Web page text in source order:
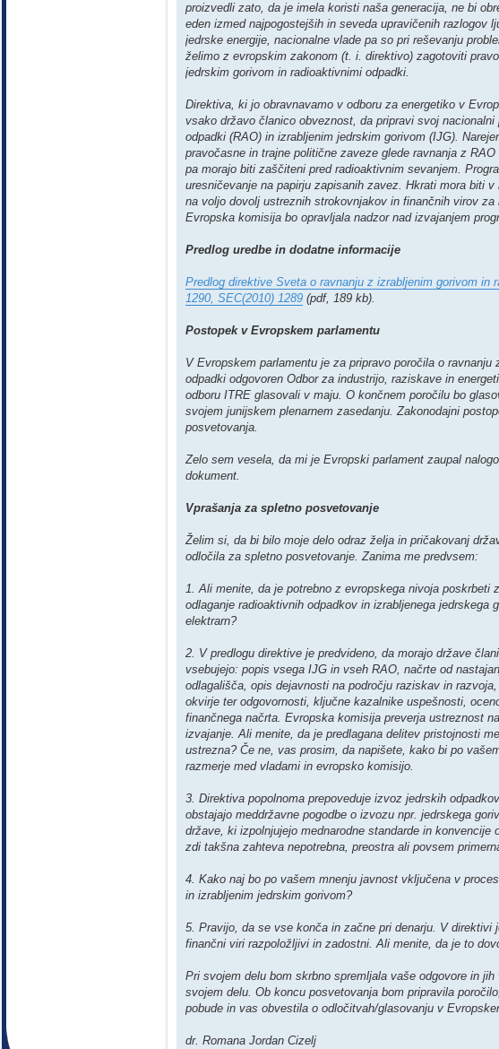
proizvedli zato, da je imela koristi naša generacija, ne bi
eden izmed najpogostejših in seveda upravičenih razlogov
jedrske energije, nacionalne vlade pa so pri reševanju
želimo z evropskim zakonom (t. i. direktivo) zagotoviti
jedrskim gorivom in radioaktivnimi odpadki.
Direktiva, ki jo obravnavamo v odboru za energetiko v
vsako državo članico obveznost, da pripravi svoj
odpadki (RAO) in izrabljenim jedrskim gorivom (IJG).
pravočasne in trajne politične zaveze glede ravnanja z
pa morajo biti zaščiteni pred radioaktivnim sevanjem.
uresničevanje na papirju zapisanih zavez. Hkrati mora biti
na voljo dovolj ustreznih strokovnjakov in finančnih virov za
Evropska komisija bo opravljala nadzor nad izvajanjem
Predlog uredbe in dodatne informacije
Predlog direktive Sveta o ravnanju z izrabljenim gorivom in
1290, SEC(2010) 1289 (pdf, 189 kb).
Postopek v Evropskem parlamentu
V Evropskem parlamentu je za pripravo poročila o
odpadki odgovoren Odbor za industrijo, raziskave in
odboru ITRE glasovali v maju. O končnem poročilu bo
svojem junijskem plenarnem zasedanju. Zakonodajni
posvetovanja.
Zelo sem vesela, da mi je Evropski parlament zaupal
dokument.
Vprašanja za spletno posvetovanje
Želim si, da bi bilo moje delo odraz želja in pričakovanj
odločila za spletno posvetovanje. Zanima me predvsem:
1. Ali menite, da je potrebno z evropskega nivoja poskrbeti
odlaganje radioaktivnih odpadkov in izrabljenega jedrskega
elektrarn?
2. V predlogu direktive je predvideno, da morajo države
vsebujejo: popis vsega IJG in vseh RAO, načrte od
odlagališča, opis dejavnosti na področju raziskav in
okvirje ter odgovornosti, ključne kazalnike uspešnosti,
finančnega načrta. Evropska komisija preverja ustreznost
izvajanje. Ali menite, da je predlagana delitev pristojnosti
ustrezna? Če ne, vas prosim, da napišete, kako bi po
razmerje med vladami in evropsko komisijo.
3. Direktiva popolnoma prepoveduje izvoz jedrskih
obstajajo meddržavne pogodbe o izvozu npr. jedrskega
države, ki izpolnjujejo mednarodne standarde in konvencije
zdi takšna zahteva nepotrebna, preostra ali povsem
4. Kako naj bo po vašem mnenju javnost vključena v
in izrabljenim jedrskim gorivom?
5. Pravijo, da se vse konča in začne pri denarju. V direktivi
finančni viri razpoložljivi in zadostni. Ali menite, da je to
Pri svojem delu bom skrbno spremljala vaše odgovore in
svojem delu. Ob koncu posvetovanja bom pripravila
pobude in vas obvestila o odločitvah/glasovanju v
dr. Romana Jordan Cizelj